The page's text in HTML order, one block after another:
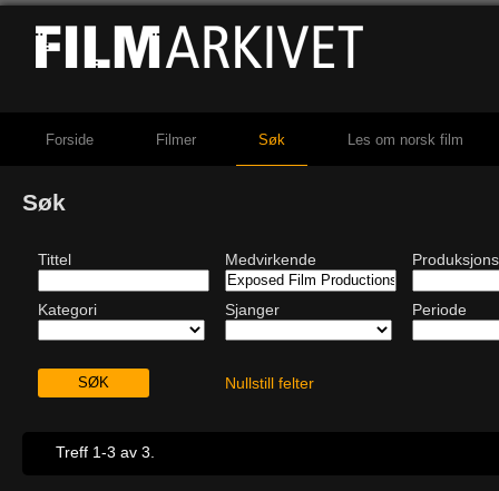
Forside Filmer Søk Les om norsk film
Søk
Tittel Medvirkende
Kategori Sjanger Periode
Nullstill felter
Treff 1-3 av 3.